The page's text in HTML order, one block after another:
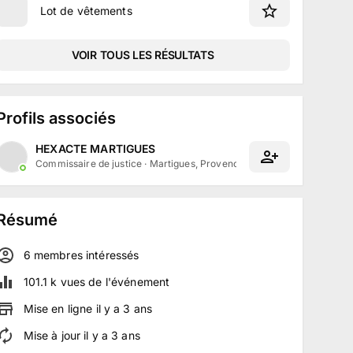
Lot de vêtements
VOIR TOUS LES RÉSULTATS
associés
HEXACTE MARTIGUES
Commissaire de justice · Martigues, Provence-Alpes-Côte d'Azur
6 membresintéressés
101.1 k vues de l'événement
Mise en ligne il y a 3 ans
Mise à jour il y a 3 ans